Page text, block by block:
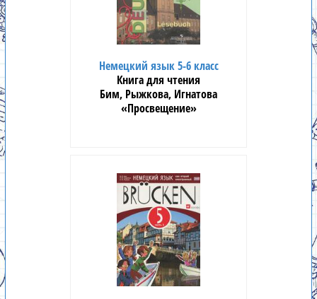
Немецкий язык 5-6 класс
Книга для чтения
Бим, Рыжкова, Игнатова
«Просвещение»